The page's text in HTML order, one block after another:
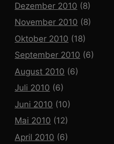
Dezember 2010 (8)
November 2010 (8)
Oktober 2010 (18)
September 2010 (6)
August 2010 (6)
Juli 2010 (6)
Juni 2010 (10)
Mai 2010 (12)
April 2010 (6)